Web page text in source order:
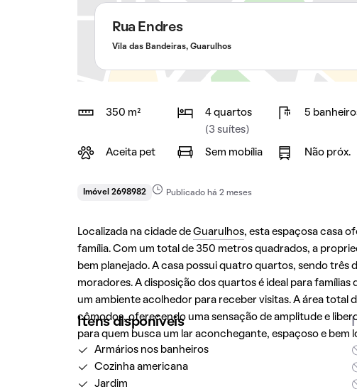
Rua Endres
Vila das Bandeiras, Guarulhos
350 m²
4 quartos
(3 suítes)
5
Aceita pet Sem mobília Não próx.
Imóvel 2698982 Publicado há 2 meses
Localizada na cidade de Guarulhos, esta espaçosa casa
família. Com um total de 350 metros quadrados, a
bem planejado. A casa possui quatro quartos, sendo
moradores. A disposição dos quartos é ideal para
um ambiente acolhedor para receber visitas. A área total
cômodos, oferecendo uma sensação de amplitude e
para quem busca um lar aconchegante, espaçoso e bem
Itens disponíveis
Armários nos banheiros
Cozinha americana
Jardim